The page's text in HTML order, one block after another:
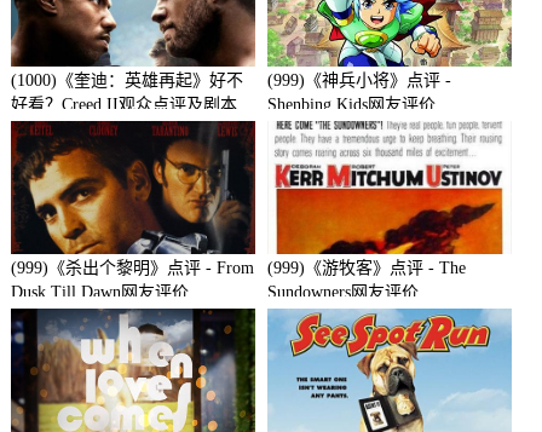
(1000)《奎迪：英雄再起》好不
好看？Creed II观众点评及剧本
(999)《神兵小将》点评 -
Shenbing Kids网友评价
(999)《杀出个黎明》点评 - From
Dusk Till Dawn网友评价
(999)《游牧客》点评 - The
Sundowners网友评价